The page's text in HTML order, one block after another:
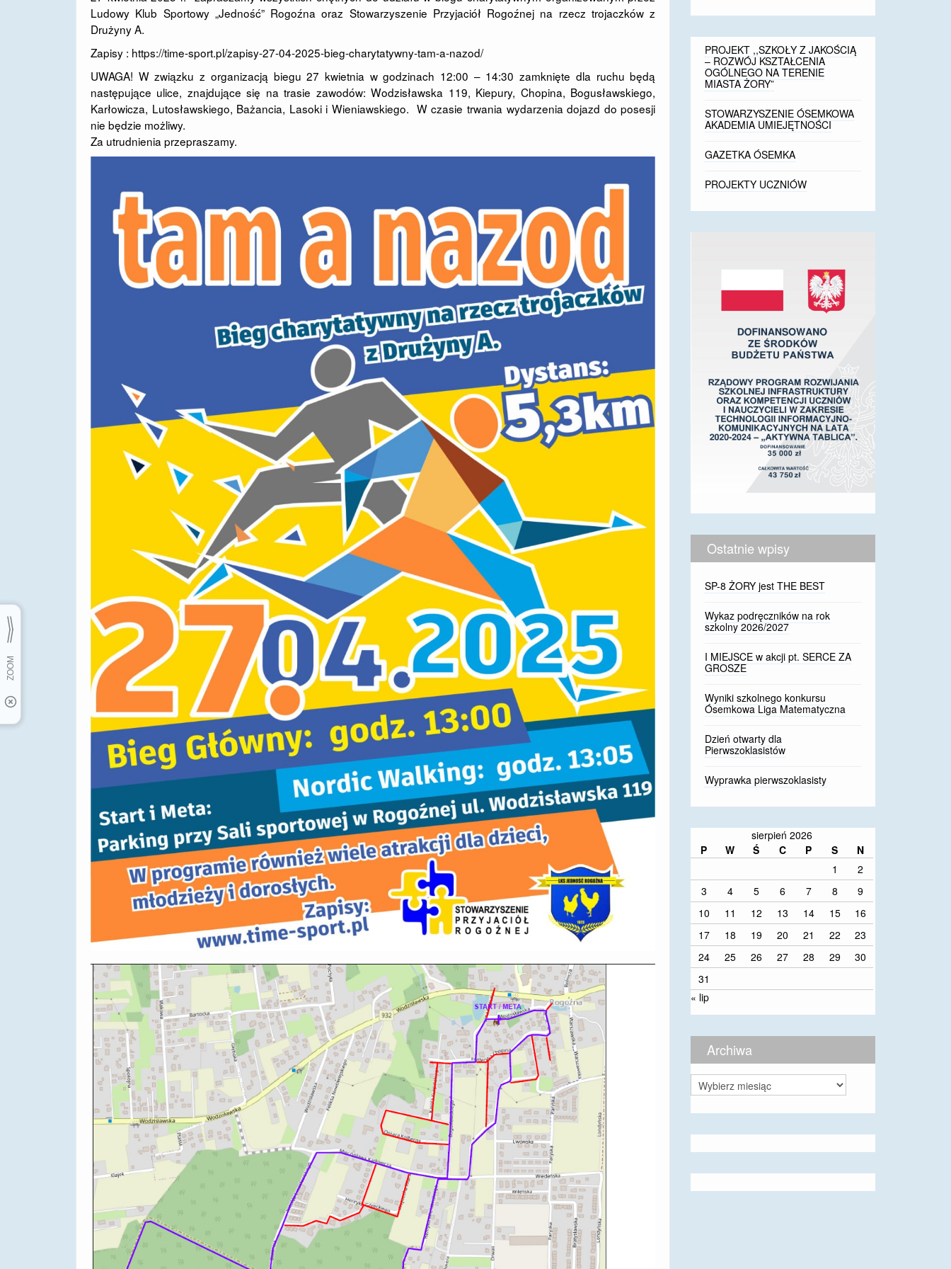
Ludowy Klub Sportowy „Jedność” Rogoźna oraz Stowarzyszenie Przyjaciół Rogoźnej na rzecz trojaczków z
Drużyny A.
Zapisy : https://time-sport.pl/zapisy-27-04-2025-bieg-charytatywny-tam-a-nazod/
UWAGA! W związku z organizacją biegu 27 kwietnia w godzinach 12:00 – 14:30 zamknięte dla ruchu będą
następujące ulice, znajdujące się na trasie zawodów: Wodzisławska 119, Kiepury, Chopina, Bogusławskiego,
Karłowicza, Lutosławskiego, Bażancia, Lasoki i Wieniawskiego. W czasie trwania wydarzenia dojazd do posesji
nie będzie możliwy.
Za utrudnienia przepraszamy.
PROJEKT ,,SZKOŁY Z JAKOŚCIĄ
– ROZWÓJ KSZTAŁCENIA
OGÓLNEGO NA TERENIE
MIASTA ŻORY”
STOWARZYSZENIE ÓSEMKOWA
AKADEMIA UMIEJĘTNOŚCI
GAZETKA ÓSEMKA
PROJEKTY UCZNIÓW
Ostatnie wpisy
SP-8 ŻORY jest THE BEST
Wykaz podręczników na rok
szkolny 2026/2027
I MIEJSCE w akcji pt. SERCE ZA
GROSZE
Wyniki szkolnego konkursu
Ósemkowa Liga Matematyczna
Dzień otwarty dla
Pierwszoklasistów
Wyprawka pierwszoklasisty
sierpień 2026
P
W Ś C P S
N
1
2
3
4 5 6 7 8
9
10
11 12 13 14 15
16
17
18 19 20 21 22
23
24
25 26 27 28 29
30
31
« lip
Archiwa
Archiwa